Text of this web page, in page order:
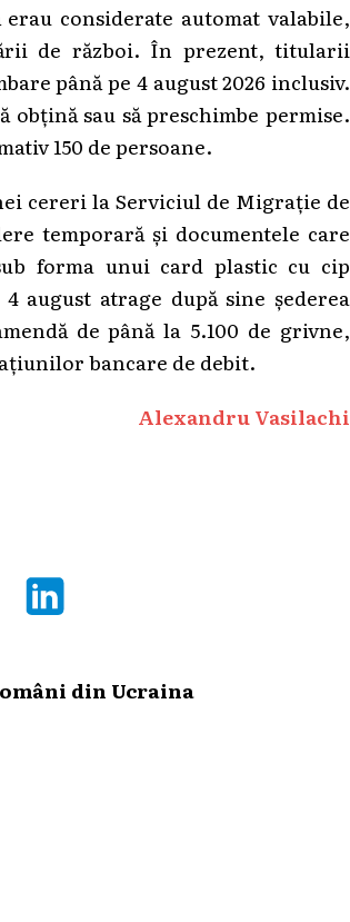
considerate automat valabile,
de război. În prezent, titularii
până pe 4 august 2026 inclusiv.
sau să preschimbe permise.
150 de persoane.
cereri la Serviciul de Migrație de
temporară și documentele care
forma unui card plastic cu cip
august atrage după sine șederea
de până la 5.100 de grivne,
bancare de debit.
Alexandru Vasilachi
din Ucraina